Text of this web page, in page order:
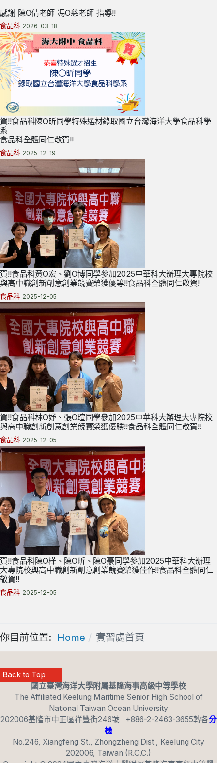
感謝 陳O倩老師 馮O慈老師 指導!!
食品科 2026-03-18
賀!!食品科陳O昕同學特殊選材錄取國立台灣海洋大學食品科學
系
食品科全體同仁敬賀!!
食品科 2025-12-19
賀!!食品科黃O宏、劉O博同學參加2025中華科大辦理大專院校
與高中職創新創意創業競賽榮獲優等!!食品科全體同仁敬賀!
食品科 2025-12-05
賀!!食品科林O妤、張O瑄同學參加2025中華科大辦理大專院校
與高中職創新創意創業競賽榮獲優勝!!食品科全體同仁敬賀!!
食品科 2025-12-05
賀!!食品科陳O樺、陳O昕、陳O豪同學參加2025中華科大辦理
大專院校與高中職創新創意創業競賽榮獲佳作!!食品科全體同仁
敬賀!!
食品科 2025-12-05
你目前位置: Home 實習處首頁
Back to Top
國立臺灣海洋大學附屬基隆海事高級中等學校
The Affiliated Keelung Maritime Senior High School of
National Taiwan Ocean University
202006基隆市中正區祥豐街246號 +886-2-2463-3655轉各分
機
No.246, Xiangfeng St., Zhongzheng Dist., Keelung City
202006, Taiwan (R.O.C.)